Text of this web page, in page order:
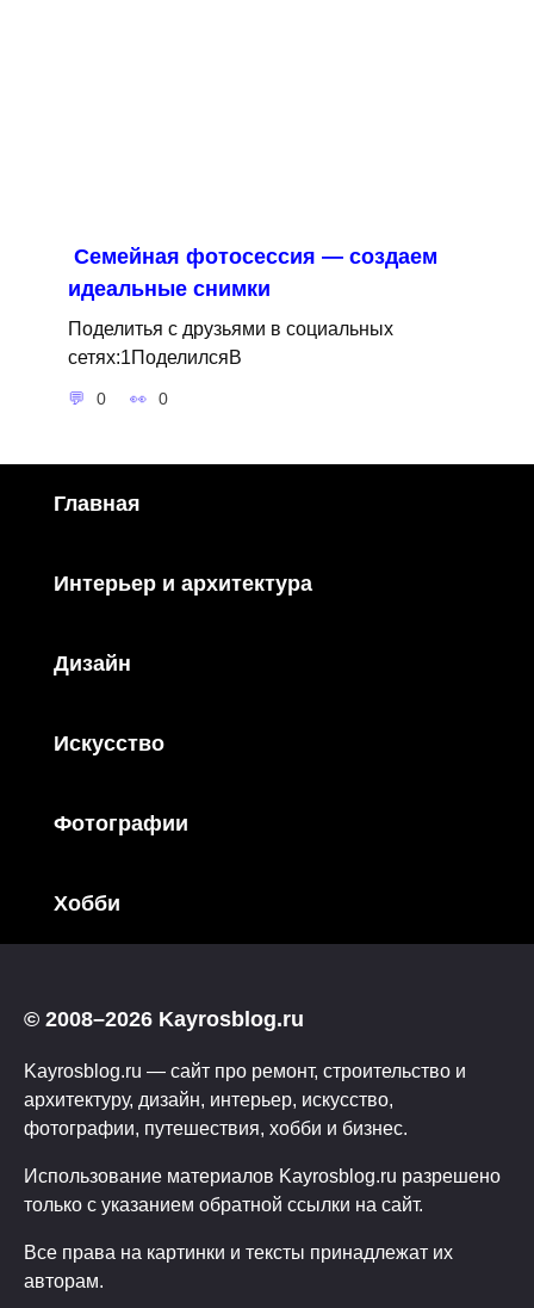
Семейная фотосессия — создаем
идеальные снимки
Поделитья с друзьями в социальных
сетях:1ПоделилсяВ
0 0
Главная
Интерьер и архитектура
Дизайн
Искусство
Фотографии
Хобби
© 2008–2026 Kayrosblog.ru
Kayrosblog.ru — сайт про ремонт, строительство и
архитектуру, дизайн, интерьер, искусство,
фотографии, путешествия, хобби и бизнес.
Использование материалов Kayrosblog.ru разрешено
только с указанием обратной ссылки на сайт.
Все права на картинки и тексты принадлежат их
авторам.